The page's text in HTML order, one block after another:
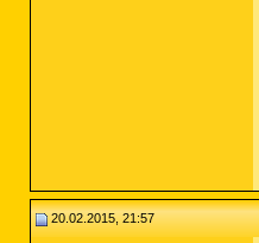
20.02.2015, 21:57